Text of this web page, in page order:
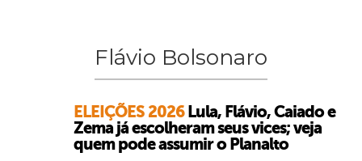
Flávio Bolsonaro
ELEIÇÕES 2026 Lula, Flávio, Caiado e
Zema já escolheram seus vices; veja
quem pode assumir o Planalto